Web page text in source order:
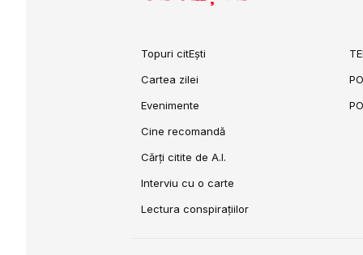
Topuri citEști
Cartea zilei
Evenimente
Cine recomandă
Cărți citite de A.I.
Interviu cu o carte
Lectura conspirațiilor